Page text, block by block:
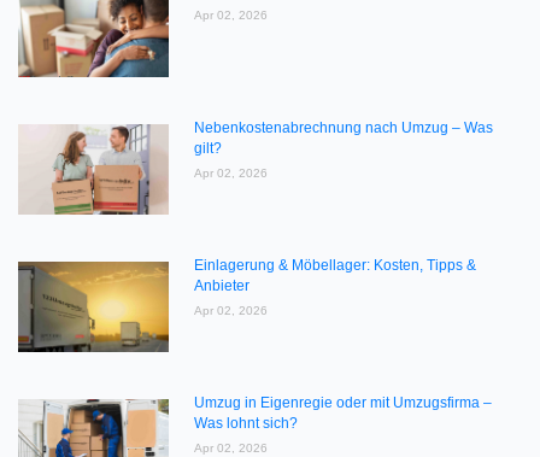
Apr 02, 2026
Nebenkostenabrechnung nach Umzug – Was
gilt?
Apr 02, 2026
Einlagerung & Möbellager: Kosten, Tipps &
Anbieter
Apr 02, 2026
Umzug in Eigenregie oder mit Umzugsfirma –
Was lohnt sich?
Apr 02, 2026